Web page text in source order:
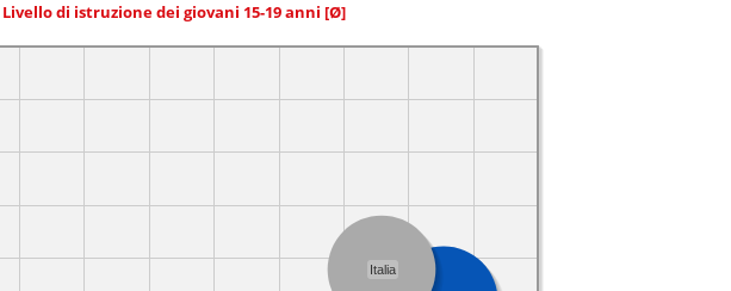
Livello di istruzione dei giovani 15-19 anni [Ø]
Italia